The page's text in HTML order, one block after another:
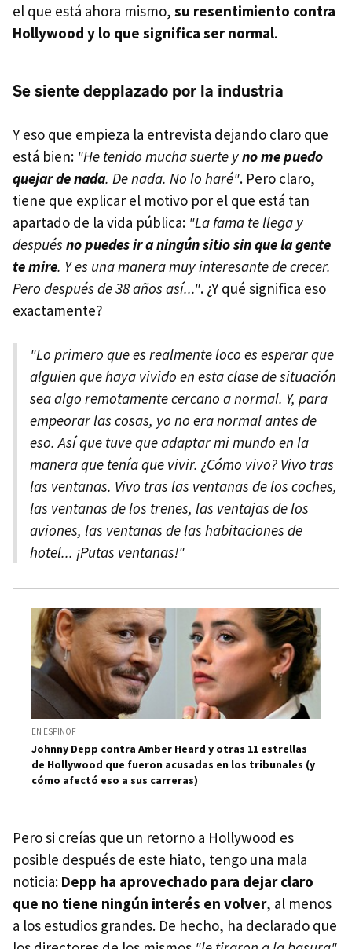
el que está ahora mismo, su resentimiento contra
Hollywood y lo que significa ser normal.
Se siente depplazado por la industria
Y eso que empieza la entrevista dejando claro que
está bien: "He tenido mucha suerte yno me puedo
quejar de nada. De nada. No lo haré". Pero claro,
tiene que explicar el motivo por el que está tan
apartado de la vida pública: "La fama te llega y
después no puedes ir a ningún sitio sin que la gente
te mire. Y es una manera muy interesante de crecer.
Pero después de 38 años así...". ¿Y qué significa eso
exactamente?
"Lo primero que es realmente loco es esperar que
alguien que haya vivido en esta clase de situación
sea algo remotamente cercano a normal. Y, para
empeorar las cosas, yo no era normal antes de
eso. Así que tuve que adaptar mi mundo en la
manera que tenía que vivir. ¿Cómo vivo? Vivo tras
las ventanas. Vivo tras las ventanas de los coches,
las ventanas de los trenes, las ventajas de los
aviones, las ventanas de las habitaciones de
hotel... ¡Putas ventanas!"
EN ESPINOF
Johnny Depp contra Amber Heard y otras 11 estrellas
de Hollywood que fueron acusadas en los tribunales (y
cómo afectó eso a sus carreras)
Pero si creías que un retorno a Hollywood es
posible después de este hiato, tengo una mala
noticia: Depp ha aprovechado para dejar claro
que no tiene ningún interés en volver, al menos
a los estudios grandes. De hecho, ha declarado que